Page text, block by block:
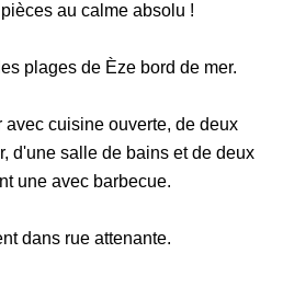
au calme absolu !
plages de Èze bord de mer.
cuisine ouverte, de deux
d'une salle de bains et de deux
une avec barbecue.
dans rue attenante.